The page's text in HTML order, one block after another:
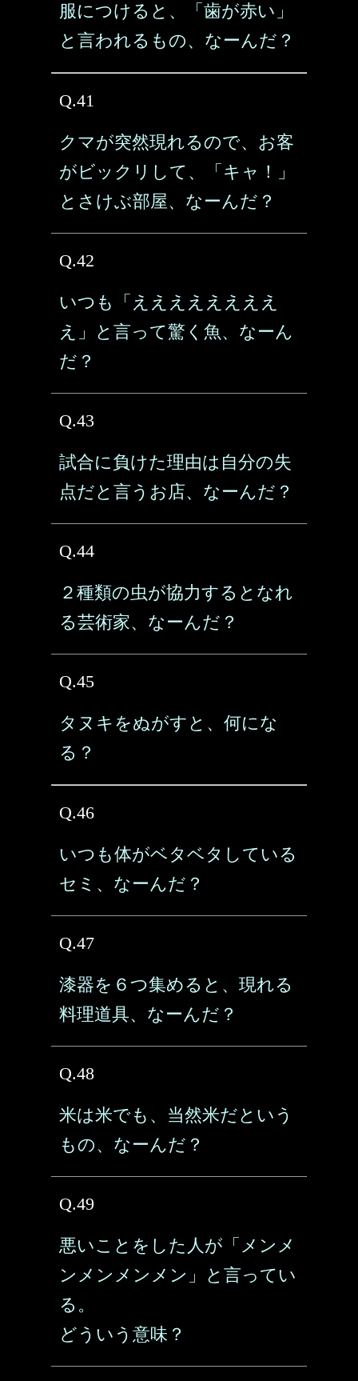
服につけると、「歯が赤い」
と言われるもの、なーんだ？
Q.41
クマが突然現れるので、お客
がビックリして、「キャ！」
とさけぶ部屋、なーんだ？
Q.42
いつも「ええええええええ
え」と言って驚く魚、なーん
だ？
Q.43
試合に負けた理由は自分の失
点だと言うお店、なーんだ？
Q.44
２種類の虫が協力するとなれ
る芸術家、なーんだ？
Q.45
タヌキをぬがすと、何にな
る？
Q.46
いつも体がベタベタしている
セミ、なーんだ？
Q.47
漆器を６つ集めると、現れる
料理道具、なーんだ？
Q.48
米は米でも、当然米だという
もの、なーんだ？
Q.49
悪いことをした人が「メンメ
ンメンメンメン」と言ってい
る。
どういう意味？